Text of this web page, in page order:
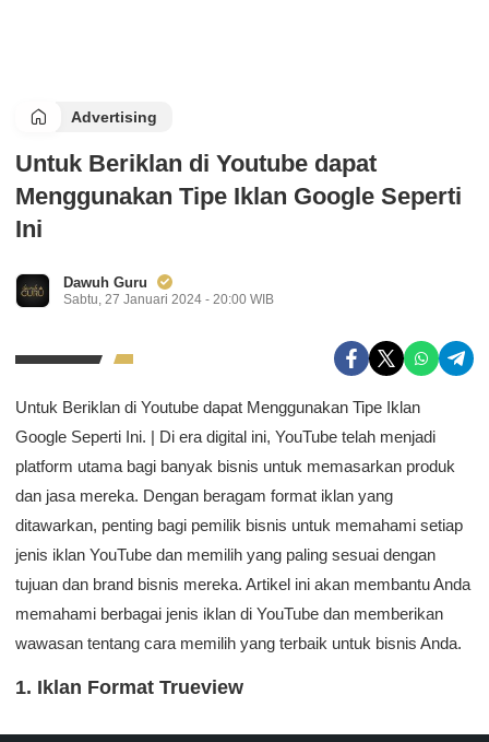
Advertising
Untuk Beriklan di Youtube dapat
Menggunakan Tipe Iklan Google Seperti
Ini
Dawuh Guru
Sabtu, 27 Januari 2024 - 20:00 WIB
Untuk Beriklan di Youtube dapat Menggunakan Tipe Iklan
Google Seperti Ini. | Di era digital ini, YouTube telah menjadi
platform utama bagi banyak bisnis untuk memasarkan produk
dan jasa mereka. Dengan beragam format iklan yang
ditawarkan, penting bagi pemilik bisnis untuk memahami setiap
jenis iklan YouTube dan memilih yang paling sesuai dengan
tujuan dan brand bisnis mereka. Artikel ini akan membantu Anda
memahami berbagai jenis iklan di YouTube dan memberikan
wawasan tentang cara memilih yang terbaik untuk bisnis Anda.
1. Iklan Format Trueview